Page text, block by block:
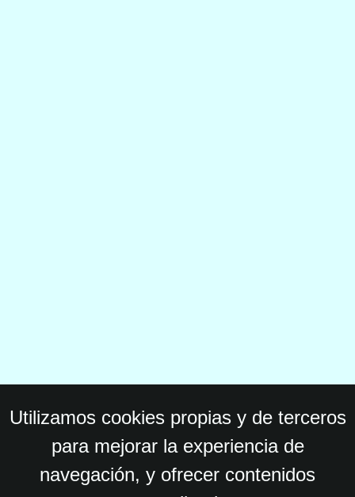
Utilizamos cookies propias y de terceros
para mejorar la experiencia de
navegación, y ofrecer contenidos